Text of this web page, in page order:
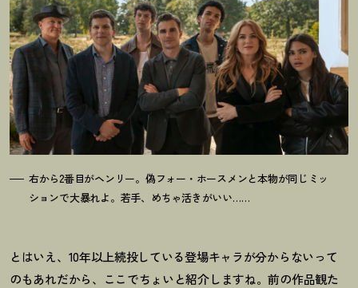
右から2番目がヘンリー。偽フォー・ホースメンと本物が同じミッ
ションで大暴れよ。若手、めちゃ活きがいい……
とはいえ、10年以上続投している登場キャラが分からないって
のもあれだから、ここでちょいと紹介しますね。前の作品観た